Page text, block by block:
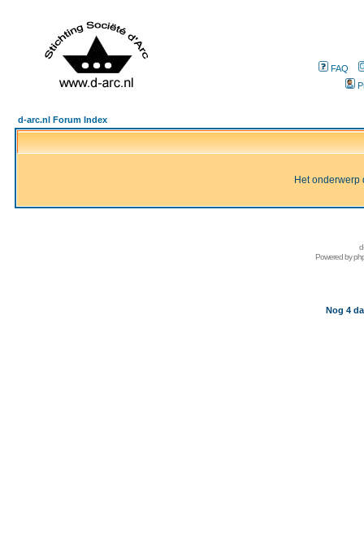
FAQ
d-arc.nl Forum Index
Het onderwerp
Powered by
Nog 4